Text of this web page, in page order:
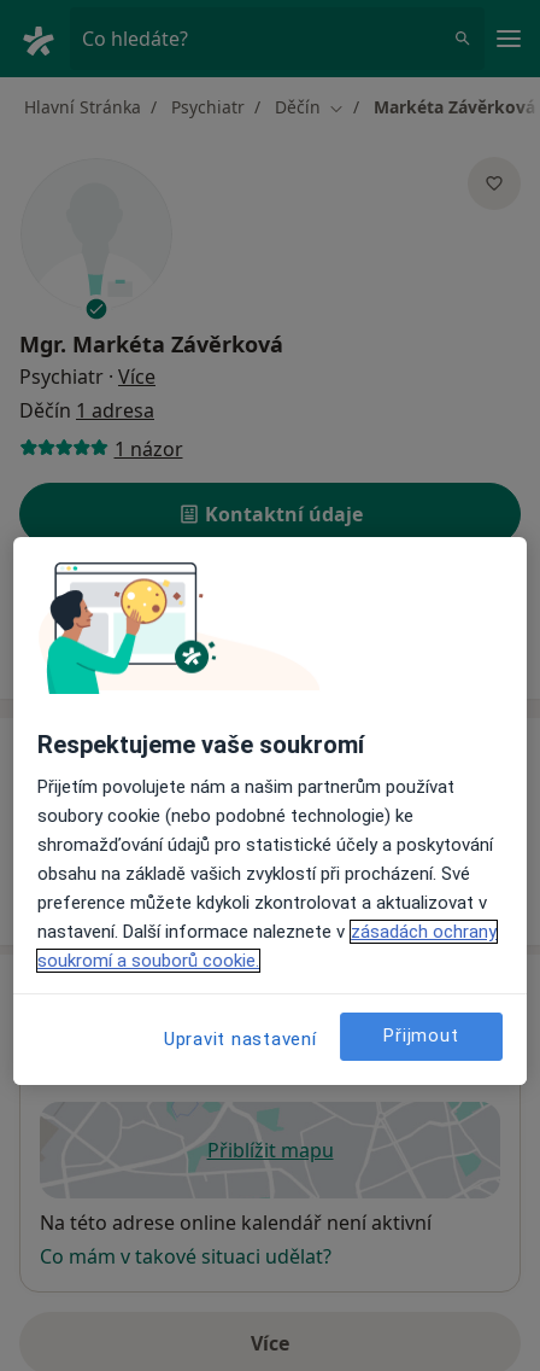
Co hledáte?
Hlavní Stránka Psychiatr Děčín Změna města
Markéta Závěrková
Mgr. Markéta Závěrková
Psychiatr · Více
Děčín 1 adresa
1 názor
Kontaktní údaje
Rezervovat termín
Ceník Adresy
Ceník
Informace o službách a cenách nejsou k dispozici
Tento specialista ještě nepřidával žádné informace o
svých službách.
Ordinace
Přiblížit mapuse otevře v nové záložce
Dostupnost
Na této adrese online kalendář není aktivní
Co mám v takové situaci udělat?
Víceo adrese
Respektujeme vaše soukromí
Přijetím povolujete nám a našim partnerům používat
soubory cookie (nebo podobné technologie) ke
shromažďování údajů pro statistické účely a poskytování
obsahu na základě vašich zvyklostí při procházení. Své
preference můžete kdykoli zkontrolovat a aktualizovat v
nastavení. Další informace naleznete v zásadách ochrany
soukromí a souborů cookie.
Upravit nastavení Přijmout